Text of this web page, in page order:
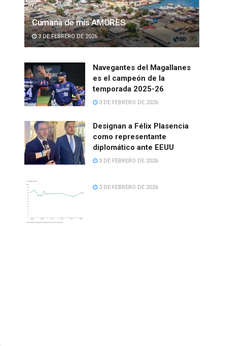
Cumanà de mis AMORES
3 DE FEBRERO DE 2026
Navegantes del Magallanes
es el campeón de la
temporada 2025-26
3 DE FEBRERO DE 2026
Designan a Félix Plasencia
como representante
diplomático ante EEUU
3 DE FEBRERO DE 2026
3 DE FEBRERO DE 2026